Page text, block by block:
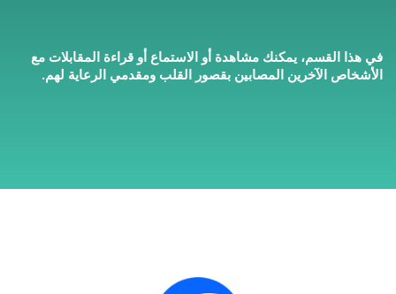
في هذا القسم، يمكنك مشاهدة أو الاستماع أو قراءة المقابلات مع
الأشخاص الآخرين المصابين بقصور القلب ومقدمي الرعاية لهم.